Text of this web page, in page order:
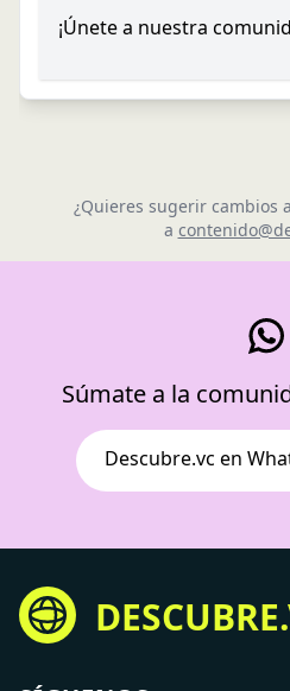
¡Únete a nuestra
¿Quieres sugerir cambios
a
Súmate a la
Descubre.vc en